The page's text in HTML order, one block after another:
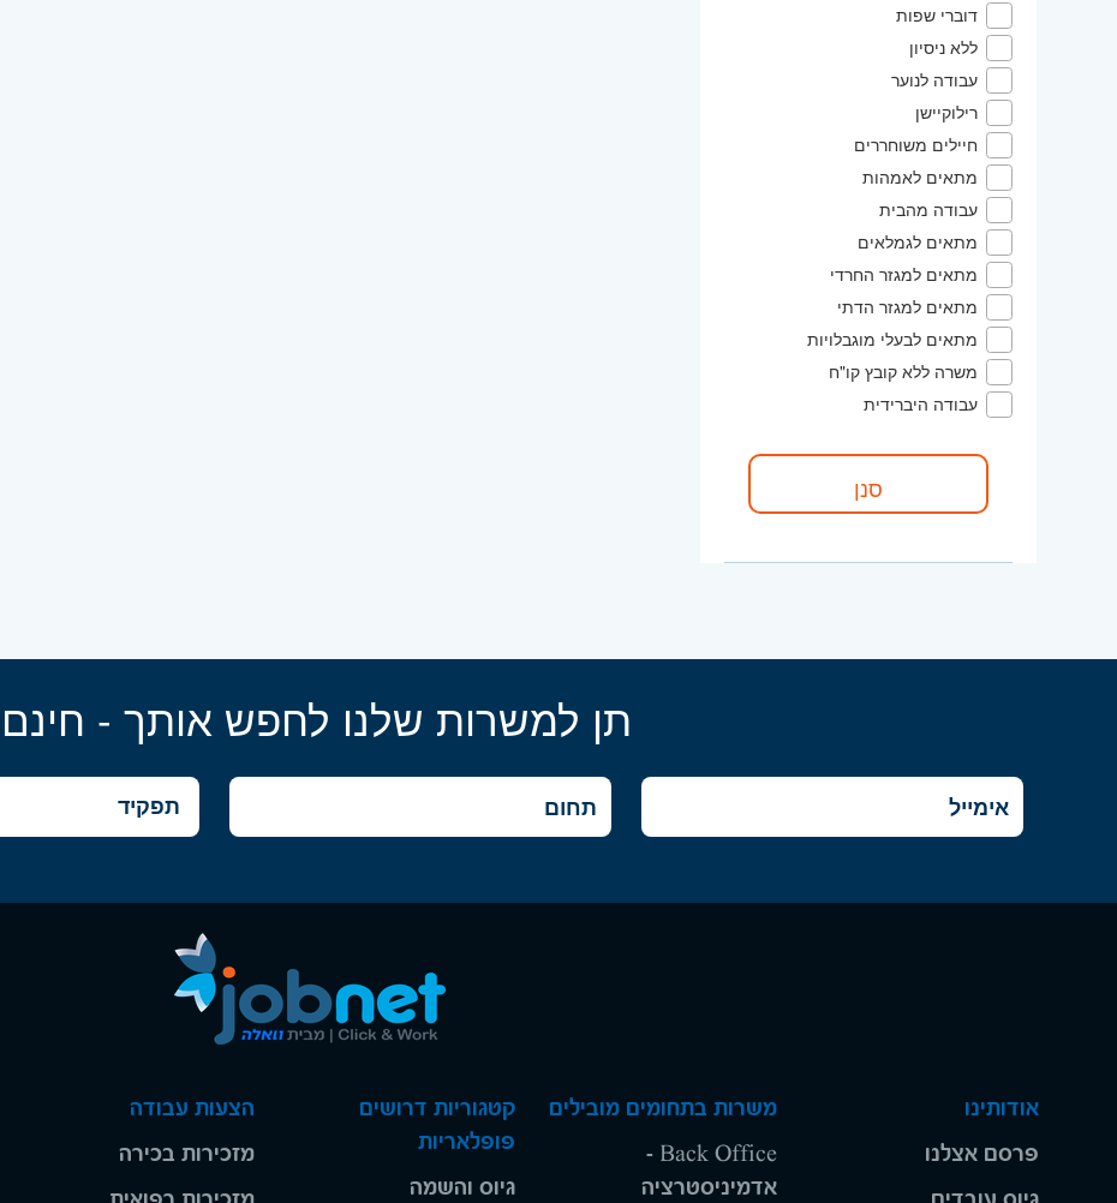
דוברי שפות
ללא ניסיון
עבודה לנוער
רילוקיישן
חיילים משוחררים
מתאים לאמהות
עבודה מהבית
מתאים לגמלאים
מתאים למגזר החרדי
מתאים למגזר הדתי
מתאים לבעלי מוגבלויות
משרה ללא קובץ קו"ח
עבודה היברידית
תן למשרות שלנו לחפש אותך -
אודותינו
פרסם אצלנו
משרות בתחומים מובילים
Back Office -
אדמיניסטרציה
קטגוריות דרושים
פופלאריות
גיוס והשמה
הצעות עבודה
מזכירות בכירה